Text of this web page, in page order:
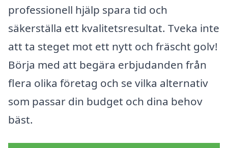
professionell hjälp spara tid och
säkerställa ett kvalitetsresultat. Tveka inte
att ta steget mot ett nytt och fräscht golv!
Börja med att begära erbjudanden från
flera olika företag och se vilka alternativ
som passar din budget och dina behov
bäst.